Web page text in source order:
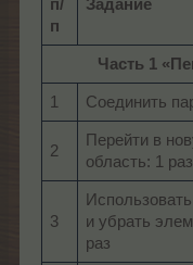
п/
п
Задание
Часть 1
1 Соединить
2
Перейти в
область: 1 раз
3
и убрать
раз